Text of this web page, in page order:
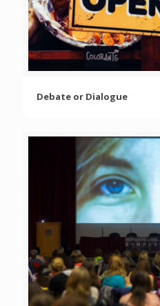
Debate or Dialogue